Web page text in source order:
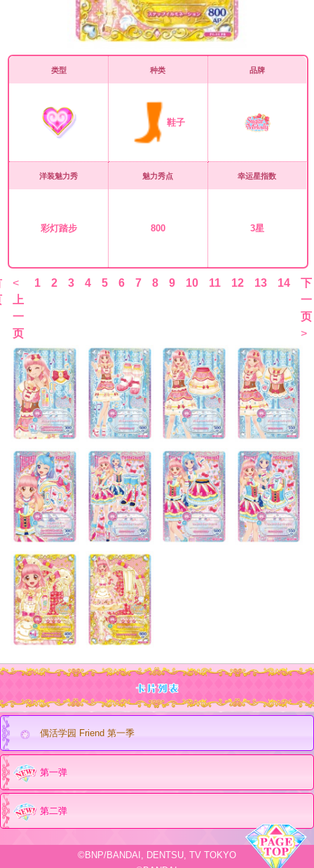
类型 种类
鞋子
品牌
洋装魅力秀
彩灯踏步
魅力秀点
800
幸运星指数
3星
<
上
一
页
1 2 3 4 5 6 7 8 9 10 11 12 13 14
下
一
页
>
偶活学园 Friend 第一季
第一弹
第二弹
©BNP/BANDAI, DENTSU, TV TOKYO